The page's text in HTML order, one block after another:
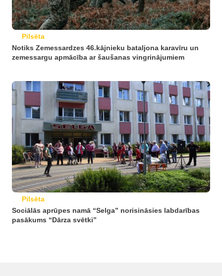
Pilsēta
Notiks Zemessardzes 46.kājnieku bataljona karavīru un
zemessargu apmācība ar šaušanas vingrinājumiem
Pilsēta
Sociālās aprūpes namā “Selga” norisināsies labdarības
pasākums “Dārza svētki”